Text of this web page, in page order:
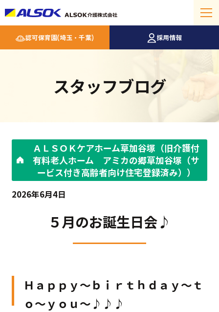
認可保育園(埼玉・千葉) 採用情報
スタッフブログ
ＡＬＳＯＫケアホーム草加谷塚（旧介護付
有料老人ホーム アミカの郷草加谷塚（サ
ービス付き高齢者向け住宅登録済み））
2026年6月4日
５月のお誕生日会♪
Ｈａｐｐｙ～ｂｉｒｔｈｄａｙ～ｔ
ｏ～ｙｏｕ～♪♪♪